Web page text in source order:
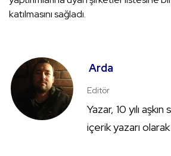
katılmasını sağladı.
Arda
Editör
Yazar, 10 yılı
içerik yazarı olarak